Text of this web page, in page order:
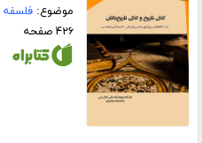
موضوع:فلسفه
۴۲۶ صفحه